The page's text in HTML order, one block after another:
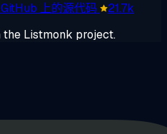
GitHub 上的源代码
21.7k
Listmonk project.